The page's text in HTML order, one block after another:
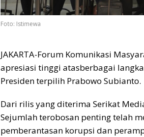
Foto: Istimewa
JAKARTA-Forum Komunikasi
apresiasi tinggi atasberbagai
Presiden terpilih Prabowo Subianto.
Dari rilis yang diterima Serikat
Sejumlah terobosan penting telah
pemberantasan korupsi dan